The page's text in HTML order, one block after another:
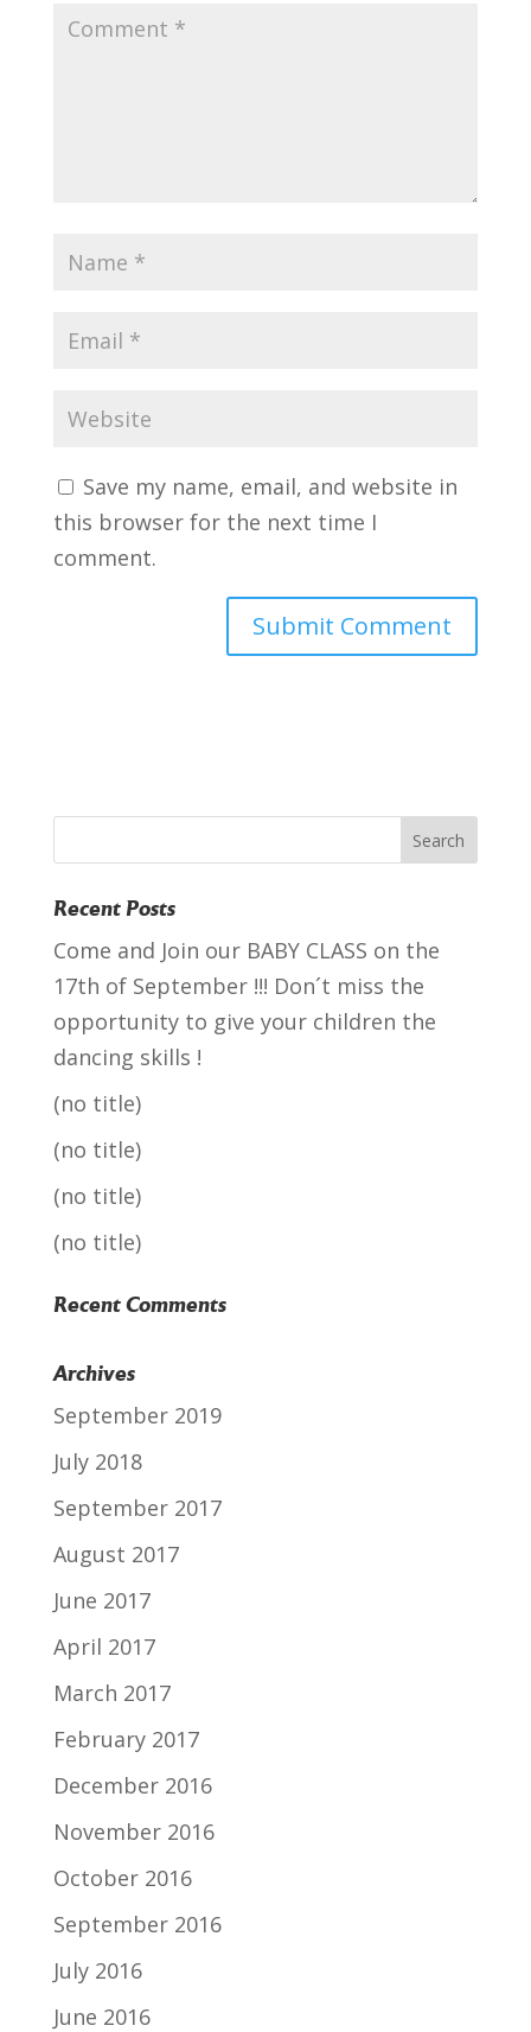
Save my name, email, and website in
this browser for the next time I
comment.
Recent Posts
Come and Join our BABY CLASS on the
17th of September !!! Don´t miss the
opportunity to give your children the
dancing skills !
(no title)
(no title)
(no title)
(no title)
Recent Comments
Archives
September 2019
July 2018
September 2017
August 2017
June 2017
April 2017
March 2017
February 2017
December 2016
November 2016
October 2016
September 2016
July 2016
June 2016